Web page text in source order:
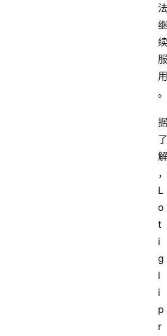
法
继
续
服
用
。
据
了
解
，
L
o
t
i
g
l
i
p
r